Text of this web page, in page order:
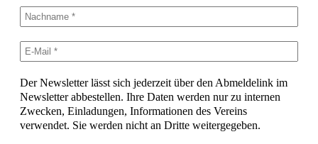
Der Newsletter lässt sich jederzeit über den Abmeldelink im
Newsletter abbestellen. Ihre Daten werden nur zu internen
Zwecken, Einladungen, Informationen des Vereins
verwendet. Sie werden nicht an Dritte weitergegeben.